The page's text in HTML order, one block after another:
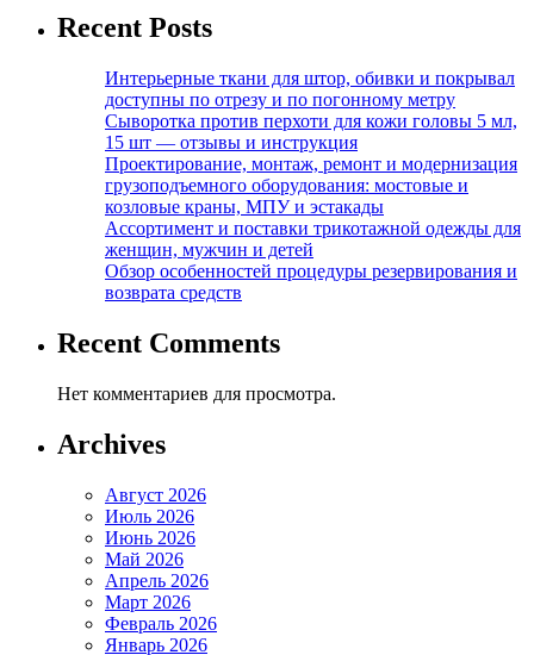
Recent Posts
Интерьерные ткани для штор, обивки и покрывал
доступны по отрезу и по погонному метру
Сыворотка против перхоти для кожи головы 5 мл,
15 шт — отзывы и инструкция
Проектирование, монтаж, ремонт и модернизация
грузоподъемного оборудования: мостовые и
козловые краны, МПУ и эстакады
Ассортимент и поставки трикотажной одежды для
женщин, мужчин и детей
Обзор особенностей процедуры резервирования и
возврата средств
Recent Comments
Нет комментариев для просмотра.
Archives
Август 2026
Июль 2026
Июнь 2026
Май 2026
Апрель 2026
Март 2026
Февраль 2026
Январь 2026